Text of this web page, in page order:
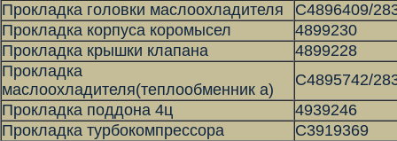
Прокладка головки маслоохладителя
С4896409/
Прокладка корпуса коромысел
4899230
Прокладка крышки клапана
4899228
Прокладка
маслоохладителя(теплообменник а)
С4895742/
Прокладка поддона 4ц
4939246
Прокладка турбокомпрессора
C3919369